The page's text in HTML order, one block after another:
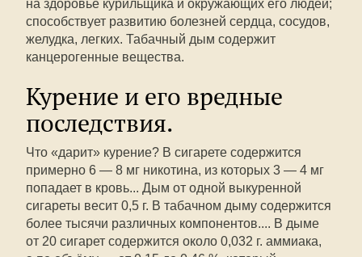
на здоровье курильщика и окружающих его людей;
способствует развитию болезней сердца, сосудов,
желудка, легких. Табачный дым содержит
канцерогенные вещества.
Курение и его вредные
последствия.
Что «дарит» курение? В сигарете содержится
примерно 6 — 8 мг никотина, из которых 3 — 4 мг
попадает в кровь... Дым от одной выкуренной
сигареты весит 0,5 г. В табачном дыму содержится
более тысячи различных компонентов.... В дыме
от 20 сигарет содержится около 0,032 г. аммиака,